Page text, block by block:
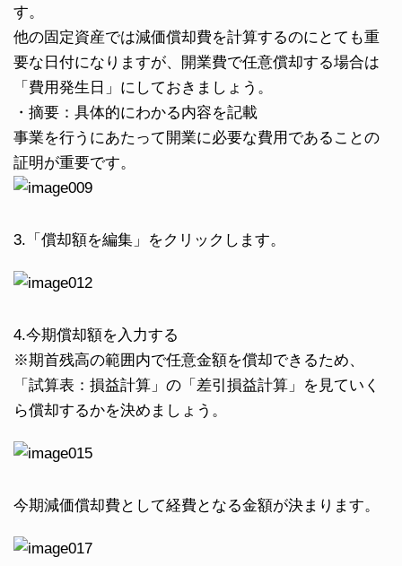
す。
他の固定資産では減価償却費を計算するのにとても重
要な日付になりますが、開業費で任意償却する場合は
「費用発生日」にしておきましょう。
・摘要：具体的にわかる内容を記載
事業を行うにあたって開業に必要な費用であることの
証明が重要です。
3.「償却額を編集」をクリックします。
4.今期償却額を入力する
※期首残高の範囲内で任意金額を償却できるため、
「試算表：損益計算」の「差引損益計算」を見ていく
ら償却するかを決めましょう。
今期減価償却費として経費となる金額が決まります。